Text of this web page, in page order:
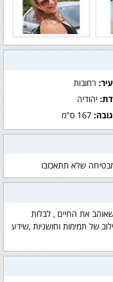
עיר:רחובות
דת:יהודיה
גובה:167 ס"מ
שלא תתאכזבו
שאוהב את החיים , לבלות
של תמימות וחושניות ,שידע